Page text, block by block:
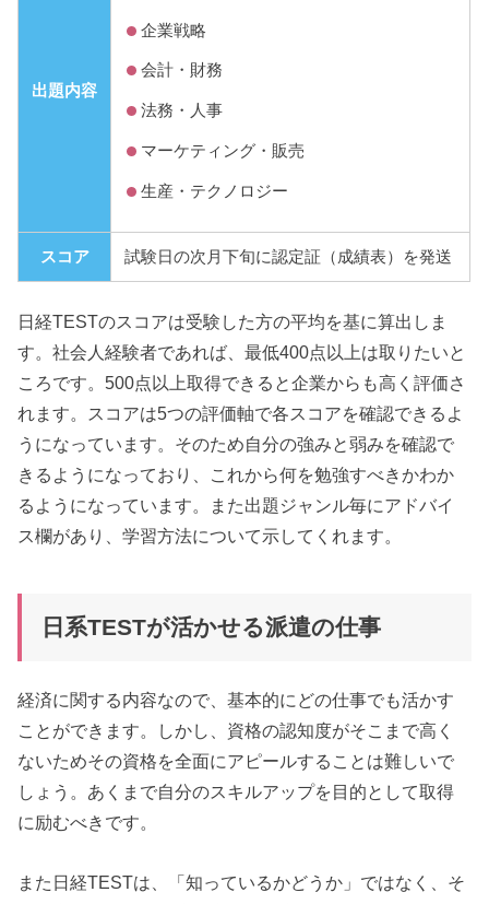
出題内容
企業戦略
会計・財務
法務・人事
マーケティング・販売
生産・テクノロジー
スコア 試験日の次月下旬に認定証（成績表）を発送
日経TESTのスコアは受験した方の平均を基に算出しま
す。社会人経験者であれば、最低400点以上は取りたいと
ころです。500点以上取得できると企業からも高く評価さ
れます。スコアは5つの評価軸で各スコアを確認できるよ
うになっています。そのため自分の強みと弱みを確認で
きるようになっており、これから何を勉強すべきかわか
るようになっています。また出題ジャンル毎にアドバイ
ス欄があり、学習方法について示してくれます。
日系TESTが活かせる派遣の仕事
経済に関する内容なので、基本的にどの仕事でも活かす
ことができます。しかし、資格の認知度がそこまで高く
ないためその資格を全面にアピールすることは難しいで
しょう。あくまで自分のスキルアップを目的として取得
に励むべきです。
また日経TESTは、「知っているかどうか」ではなく、そ